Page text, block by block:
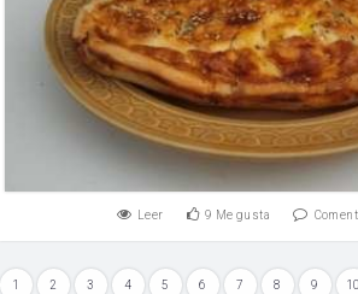
Leer 9 Me gusta
1 2 3 4 5 6 7 8 9 10